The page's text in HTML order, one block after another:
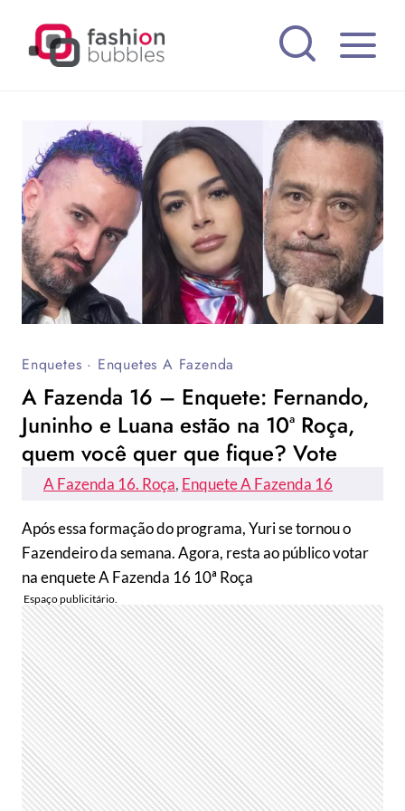
Enquetes · Enquetes A Fazenda
A Fazenda 16 – Enquete: Fernando,
Juninho e Luana estão na 10ª Roça,
quem você quer que fique? Vote
A Fazenda 16. Roça, Enquete A Fazenda 16
Após essa formação do programa, Yuri se tornou o
Fazendeiro da semana. Agora, resta ao público votar
na enquete A Fazenda 16 10ª Roça